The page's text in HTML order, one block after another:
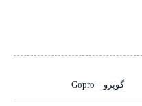
گوپرو – Gopro